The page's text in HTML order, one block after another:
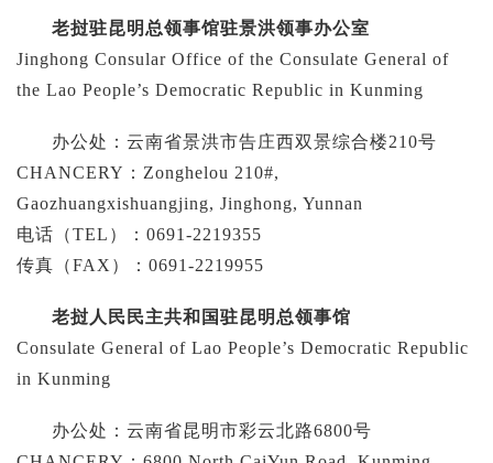
老挝驻昆明总领事馆驻景洪领事办公室
Jinghong Consular Office of the Consulate General of
the Lao People’s Democratic Republic in Kunming
办公处：云南省景洪市告庄西双景综合楼210号
CHANCERY：Zonghelou 210#,
Gaozhuangxishuangjing, Jinghong, Yunnan
电话（TEL）：0691-2219355
传真（FAX）：0691-2219955
老挝人民民主共和国驻昆明总领事馆
Consulate General of Lao People’s Democratic Republic
in Kunming
办公处：云南省昆明市彩云北路6800号